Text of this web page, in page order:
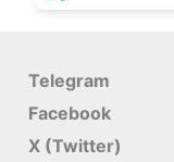
Telegram
Facebook
X (Twitter)